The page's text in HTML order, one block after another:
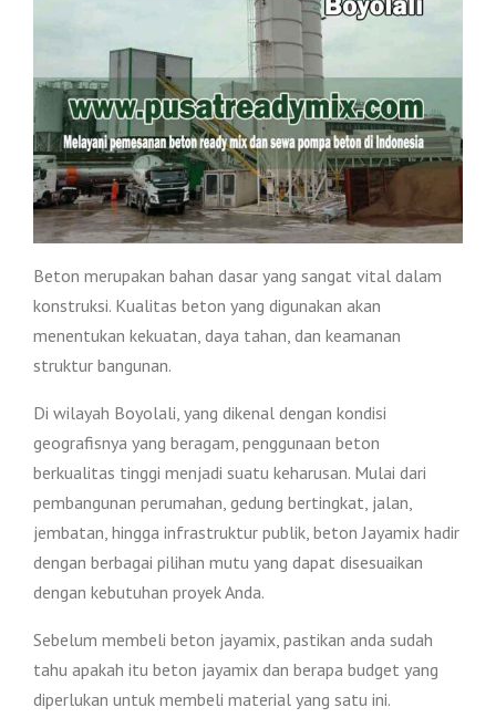
Beton merupakan bahan dasar yang sangat vital dalam
konstruksi. Kualitas beton yang digunakan akan
menentukan kekuatan, daya tahan, dan keamanan
struktur bangunan.
Di wilayah Boyolali, yang dikenal dengan kondisi
geografisnya yang beragam, penggunaan beton
berkualitas tinggi menjadi suatu keharusan. Mulai dari
pembangunan perumahan, gedung bertingkat, jalan,
jembatan, hingga infrastruktur publik, beton Jayamix hadir
dengan berbagai pilihan mutu yang dapat disesuaikan
dengan kebutuhan proyek Anda.
Sebelum membeli beton jayamix, pastikan anda sudah
tahu apakah itu beton jayamix dan berapa budget yang
diperlukan untuk membeli material yang satu ini.